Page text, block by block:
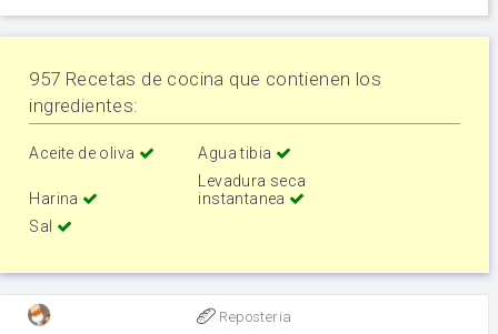
957 Recetas de cocina que contienen los
ingredientes:
Aceite de oliva Agua tibia
Harina
Levadura seca
instantanea
Sal
Reposteria